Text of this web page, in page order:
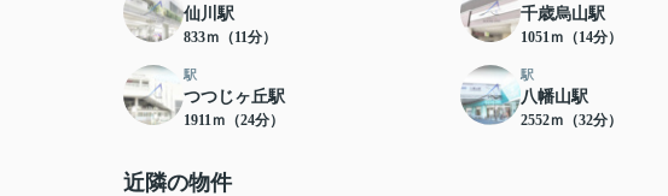
仙川駅
833ｍ（11分）
千歳烏山駅
1051ｍ（14分）
駅
つつじヶ丘駅
1911ｍ（24分）
駅
八幡山駅
2552ｍ（32分）
近隣の物件